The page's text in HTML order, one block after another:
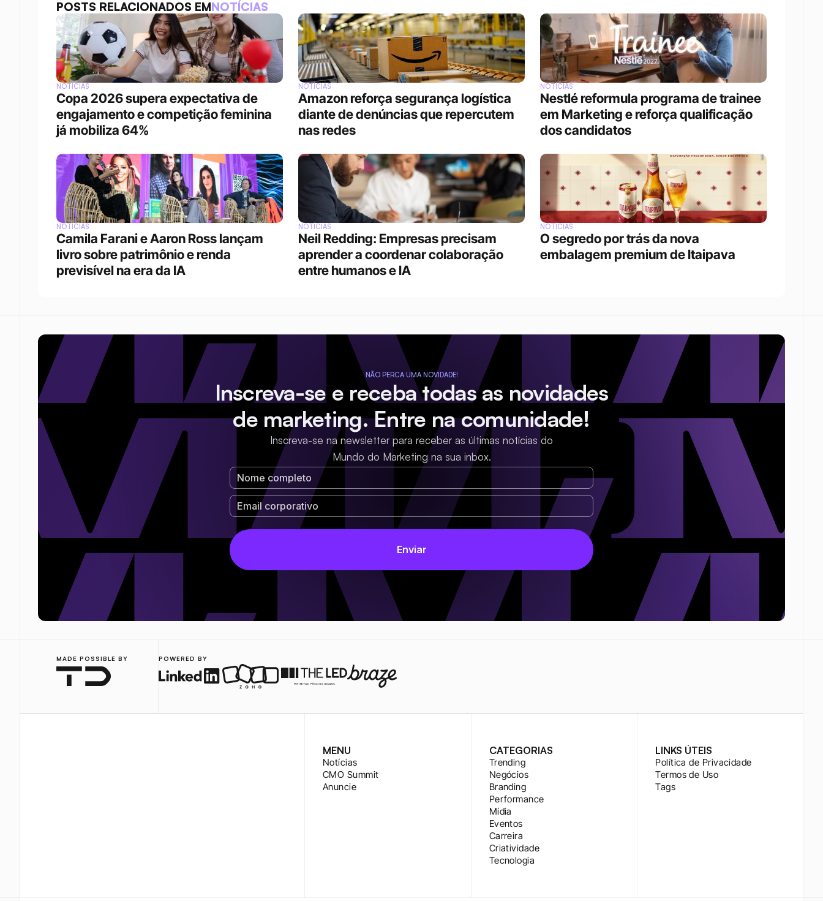
POSTS RELACIONADOS EMNOTÍCIAS
NOTÍCIAS
Copa 2026 supera expectativa de
engajamento e competição feminina
já mobiliza 64%
NOTÍCIAS
Amazon reforça segurança logística
diante de denúncias que repercutem
nas redes
NOTÍCIAS
Nestlé reformula programa de trainee
em Marketing e reforça qualificação
dos candidatos
NOTÍCIAS
Camila Farani e Aaron Ross lançam
livro sobre patrimônio e renda
previsível na era da IA
NOTÍCIAS
Neil Redding: Empresas precisam
aprender a coordenar colaboração
entre humanos e IA
NOTÍCIAS
O segredo por trás da nova
embalagem premium de Itaipava
NÃO PERCA UMA NOVIDADE!
Inscreva-se e receba todas as novidades
de marketing. Entre na comunidade!
Inscreva-se na newsletter para receber as últimas notícias do
Mundo do Marketing na sua inbox.
MADE POSSIBLE BY POWERED BY
MENU
Notícias
CMO Summit
Anuncie
CATEGORIAS
Trending
Negócios
Branding
Performance
Mídia
Eventos
Carreira
Criatividade
Tecnologia
LINKS ÚTEIS
Política de Privacidade
Termos de Uso
Tags